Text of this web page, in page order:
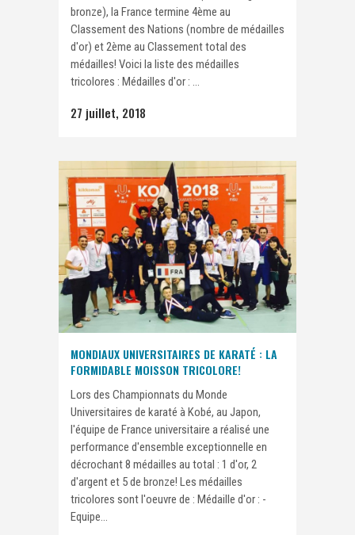
bronze), la France termine 4ème au
Classement des Nations (nombre de médailles
d'or) et 2ème au Classement total des
médailles! Voici la liste des médailles
tricolores : Médailles d'or : ...
27 juillet, 2018
MONDIAUX UNIVERSITAIRES DE KARATÉ : LA
FORMIDABLE MOISSON TRICOLORE!
Lors des Championnats du Monde
Universitaires de karaté à Kobé, au Japon,
l'équipe de France universitaire a réalisé une
performance d'ensemble exceptionnelle en
décrochant 8 médailles au total : 1 d'or, 2
d'argent et 5 de bronze! Les médailles
tricolores sont l'oeuvre de : Médaille d'or : -
Equipe...